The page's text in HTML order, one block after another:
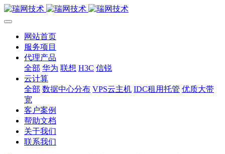
网站首页
服务项目
代理产品
全部 华为 联想 H3C 信锐
云计算
全部 数据中心分布 VPS云主机 IDC租用托管 优质大带
宽
客户案例
帮助文档
关于我们
联系我们